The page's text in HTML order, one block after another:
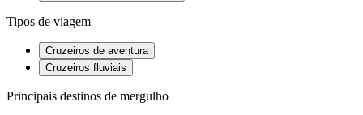
Tipos de viagem
Cruzeiros de aventura
Cruzeiros fluviais
Principais destinos de mergulho